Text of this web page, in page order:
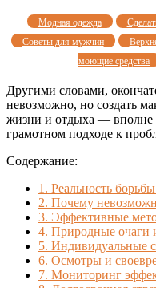
Модная одежда
Советы для мужчин
моющие средства
Другими словами,
невозможно, но создать
жизни и отдыха — вполне
грамотном подходе к
Содержание:
1. Реальность
2. Почему
3. Эффективные
4. Природные очаги
5. Индивидуальные
6. Осмотры и
7. Мониторинг